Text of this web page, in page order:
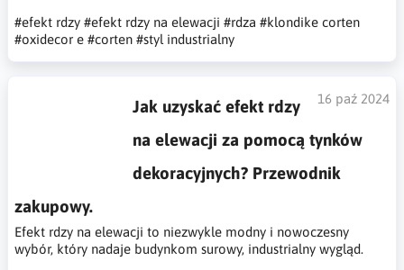
#efekt rdzy #efekt rdzy na elewacji #rdza #klondike corten
#oxidecor e #corten #styl industrialny
16 paź 2024
Jak uzyskać efekt rdzy
na elewacji za pomocą tynków
dekoracyjnych? Przewodnik
zakupowy.
Efekt rdzy na elewacji to niezwykle modny i nowoczesny
wybór, który nadaje budynkom surowy, industrialny wygląd.